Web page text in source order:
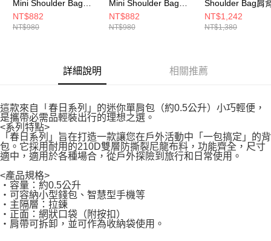
Mini Shoulder Bag肩
背包 藍色/米色
CH604102A099
NT$882
NT$980
Mini Shoulder Bag肩
背包 黑/彩虹
CH604102K042
NT$882
NT$980
Shoulder Bag肩
(約2L) 黑/白
CH604101K071
NT$1,242
NT$1,380
詳細說明 相關推薦
這款來自「春日系列」的迷你單肩包（約0.5公升）小巧輕便，
是攜帶必需品輕裝出行的理想之選。
<系列特點>
「春日系列」旨在打造一款讓您在戶外活動中「一包搞定」的背
包。它採用耐用的210D雙層防撕裂尼龍布料，功能齊全，尺寸
適中，適用於各種場合，從戶外探險到旅行和日常使用。
<產品規格>
・容量：約0.5公升
・可容納小型錢包、智慧型手機等
・主隔層：拉鍊
・正面：網狀口袋（附按扣）
・肩帶可拆卸，並可作為收納袋使用。